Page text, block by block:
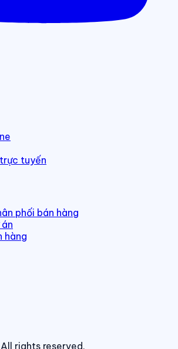
tuyến
phối bán hàng
hàng
rights reserved.